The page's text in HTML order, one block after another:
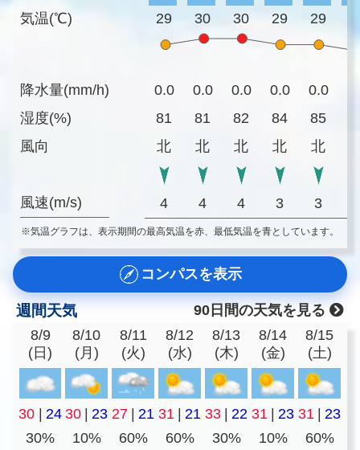
気温(℃)
降水量(mm/h)
湿度(%)
風向
風速(m/s)
29 30 30 29 29
0.0 0.0 0.0 0.0 0.0
81
81 82 84 85
北
北 北 北 北
4 4 4 3 3
※気温グラフは、表示期間の最高気温を赤、最低気温を青としています。
コンパスを表示
週間天気
90日間の天気を見る
8/9
(日)
8/10
(月)
8/11
(火)
8/12
(水)
8/13
(木)
8/14
(金)
8/15
(土)
30 24 30 23 27 21 31 21 33 22 31 23 31
23
30%
10% 60% 60% 30% 10% 60%